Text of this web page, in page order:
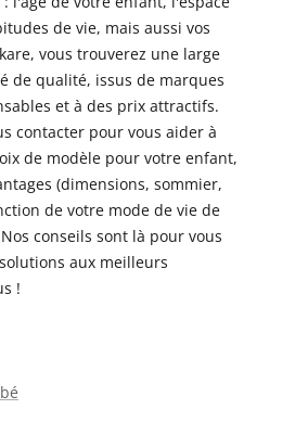
de vie, mais aussi vos
vous trouverez une large
de qualité, issus de marques
et à des prix attractifs.
contacter pour vous aider à
de modèle pour votre enfant,
(dimensions, sommier,
de votre mode de vie de
conseils sont là pour vous
aux meilleurs
!